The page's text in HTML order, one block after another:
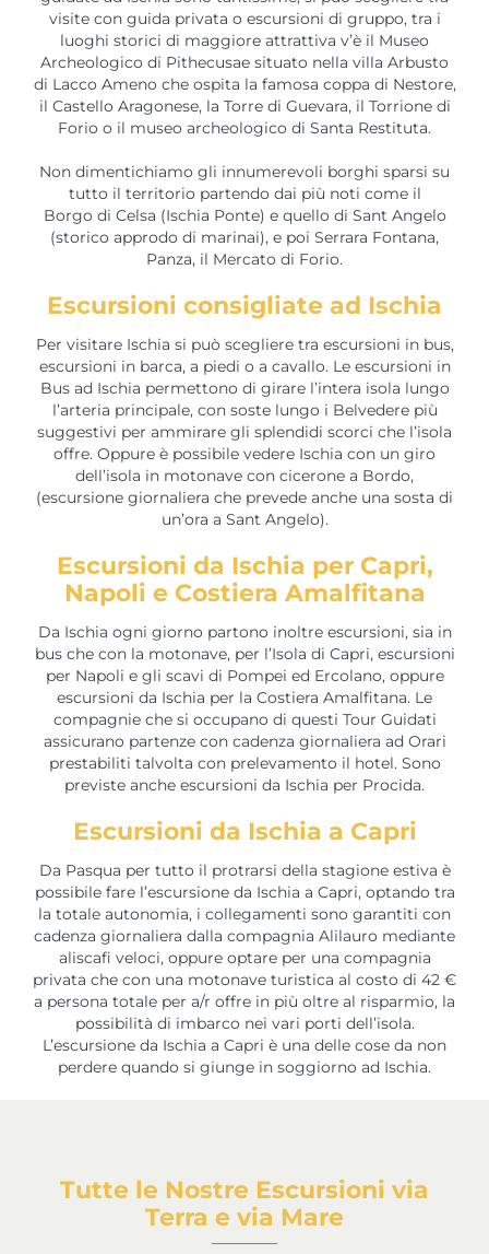
visite con guida privata o escursioni di gruppo, tra i
luoghi storici di maggiore attrattiva v’è il Museo
Archeologico di Pithecusae situato nella villa Arbusto
di Lacco Ameno che ospita la famosa coppa di Nestore,
il Castello Aragonese, la Torre di Guevara, il Torrione di
Forio o il museo archeologico di Santa Restituta.
Non dimentichiamo gli innumerevoli borghi sparsi su
tutto il territorio partendo dai più noti come il
Borgo di Celsa (Ischia Ponte) e quello di Sant Angelo
(storico approdo di marinai), e poi Serrara Fontana,
Panza, il Mercato di Forio.
Escursioni consigliate ad Ischia
Per visitare Ischia si può scegliere tra escursioni in bus,
escursioni in barca, a piedi o a cavallo. Le escursioni in
Bus ad Ischia permettono di girare l’intera isola lungo
l’arteria principale, con soste lungo i Belvedere più
suggestivi per ammirare gli splendidi scorci che l’isola
offre. Oppure è possibile vedere Ischia con un giro
dell’isola in motonave con cicerone a Bordo,
(escursione giornaliera che prevede anche una sosta di
un’ora a Sant Angelo).
Escursioni da Ischia per Capri,
Napoli e Costiera Amalfitana
Da Ischia ogni giorno partono inoltre escursioni, sia in
bus che con la motonave, per l’Isola di Capri, escursioni
per Napoli e gli scavi di Pompei ed Ercolano, oppure
escursioni da Ischia per la Costiera Amalfitana. Le
compagnie che si occupano di questi Tour Guidati
assicurano partenze con cadenza giornaliera ad Orari
prestabiliti talvolta con prelevamento il hotel. Sono
previste anche escursioni da Ischia per Procida.
Escursioni da Ischia a Capri
Da Pasqua per tutto il protrarsi della stagione estiva è
possibile fare l’escursione da Ischia a Capri, optando tra
la totale autonomia, i collegamenti sono garantiti con
cadenza giornaliera dalla compagnia Alilauro mediante
aliscafi veloci, oppure optare per una compagnia
privata che con una motonave turistica al costo di 42 €
a persona totale per a/r offre in più oltre al risparmio, la
possibilità di imbarco nei vari porti dell’isola.
L’escursione da Ischia a Capri è una delle cose da non
perdere quando si giunge in soggiorno ad Ischia.
Tutte le Nostre Escursioni via
Terra e via Mare